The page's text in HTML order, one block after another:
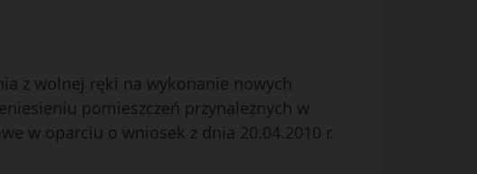
z wolnej ręki na wykonanie nowych
pomieszczeń przynależnych w
w oparciu o wniosek z dnia 20.04.2010 r.